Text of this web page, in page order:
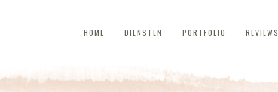
HOME DIENSTEN PORTFOLIO REVIEWS